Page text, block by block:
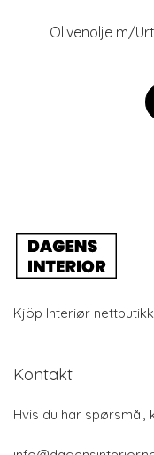
Olivenolje m/
Kjöp Interiør nettbutikk
Kontakt
Hvis du har